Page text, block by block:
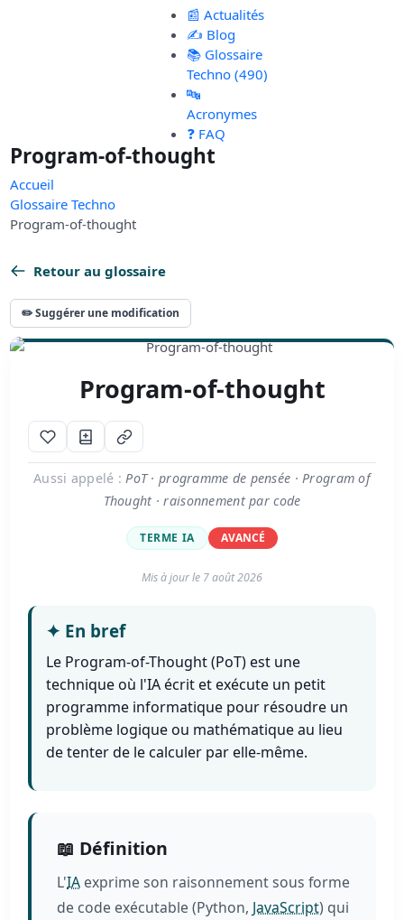
📰 Actualités
✍️ Blog
📚 Glossaire
Techno (490)
🔤
Acronymes
❓ FAQ
Program-of-thought
Accueil
Glossaire Techno
Program-of-thought
Retour au glossaire
✏️ Suggérer une modification
Program-of-thought
Aussi appelé : PoT · programme de pensée · Program of
Thought · raisonnement par code
TERME IA AVANCÉ
Mis à jour le 7 août 2026
✦ En bref
Le Program-of-Thought (PoT) est une
technique où l'IA écrit et exécute un petit
programme informatique pour résoudre un
problème logique ou mathématique au lieu
de tenter de le calculer par elle-même.
📖 Définition
L'IA exprime son raisonnement sous forme
de code exécutable (Python, JavaScript) qui